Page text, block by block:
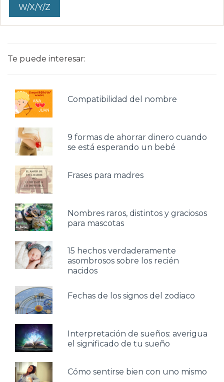
W/X/Y/Z
Te puede interesar:
Compatibilidad del nombre
9 formas de ahorrar dinero cuando
se está esperando un bebé
Frases para madres
Nombres raros, distintos y graciosos
para mascotas
15 hechos verdaderamente
asombrosos sobre los recién
nacidos
Fechas de los signos del zodiaco
Interpretación de sueños: averigua
el significado de tu sueño
Cómo sentirse bien con uno mismo